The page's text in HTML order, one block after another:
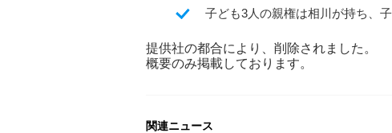
子ども3人の親権は相川が持ち、
提供社の都合により、削除されました。
概要のみ掲載しております。
関連ニュース